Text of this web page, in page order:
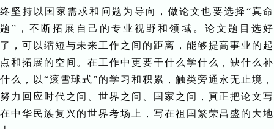
终坚持以国家需求和问题为导向，做论文也要选择“真命
题”，不断拓展自己的专业视野和领域。论文题目选好
了，可以缩短与未来工作之间的距离，能够提高事业的起
点和拓展的空间。在工作中更要干什么学什么，缺什么补
什么，以“滚雪球式”的学习和积累，触类旁通永无止境，
努力回应时代之问、世界之问、国家之问，真正把论文写
在中华民族复兴的世界考场上，写在祖国繁荣昌盛的大地